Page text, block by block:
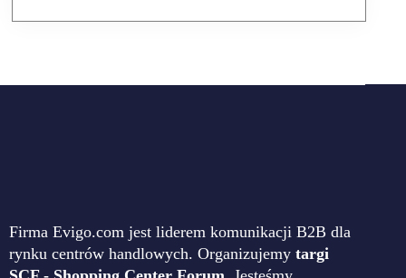
Firma Evigo.com jest liderem komunikacji B2B dla
rynku centrów handlowych. Organizujemy targi